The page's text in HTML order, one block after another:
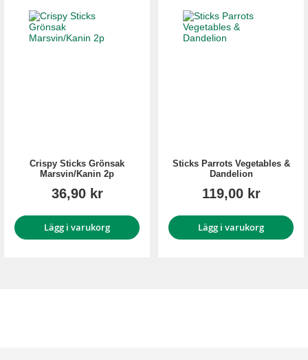
Crispy Sticks Grönsak
Marsvin/Kanin 2p
36,90 kr
Lägg i varukorg
Sticks Parrots Vegetables &
Dandelion
119,00 kr
Lägg i varukorg